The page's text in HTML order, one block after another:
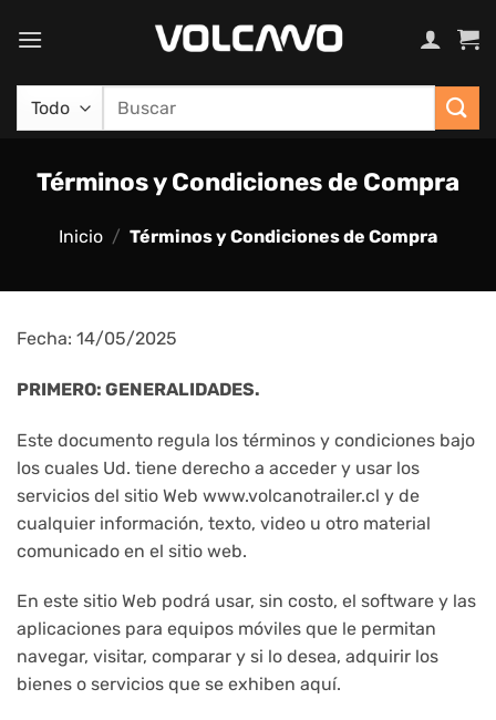
Buscar
Términos y Condiciones de Compra
Inicio / Términos y Condiciones de Compra
Fecha: 14/05/2025
PRIMERO: GENERALIDADES.
Este documento regula los términos y condiciones bajo
los cuales Ud. tiene derecho a acceder y usar los
servicios del sitio Web www.volcanotrailer.cl y de
cualquier información, texto, video u otro material
comunicado en el sitio web.
En este sitio Web podrá usar, sin costo, el software y las
aplicaciones para equipos móviles que le permitan
navegar, visitar, comparar y si lo desea, adquirir los
bienes o servicios que se exhiben aquí.